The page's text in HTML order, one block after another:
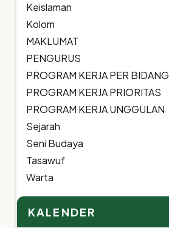
Keislaman
Kolom
MAKLUMAT
PENGURUS
PROGRAM KERJA PER BIDANG
PROGRAM KERJA PRIORITAS
PROGRAM KERJA UNGGULAN
Sejarah
Seni Budaya
Tasawuf
Warta
KALENDER